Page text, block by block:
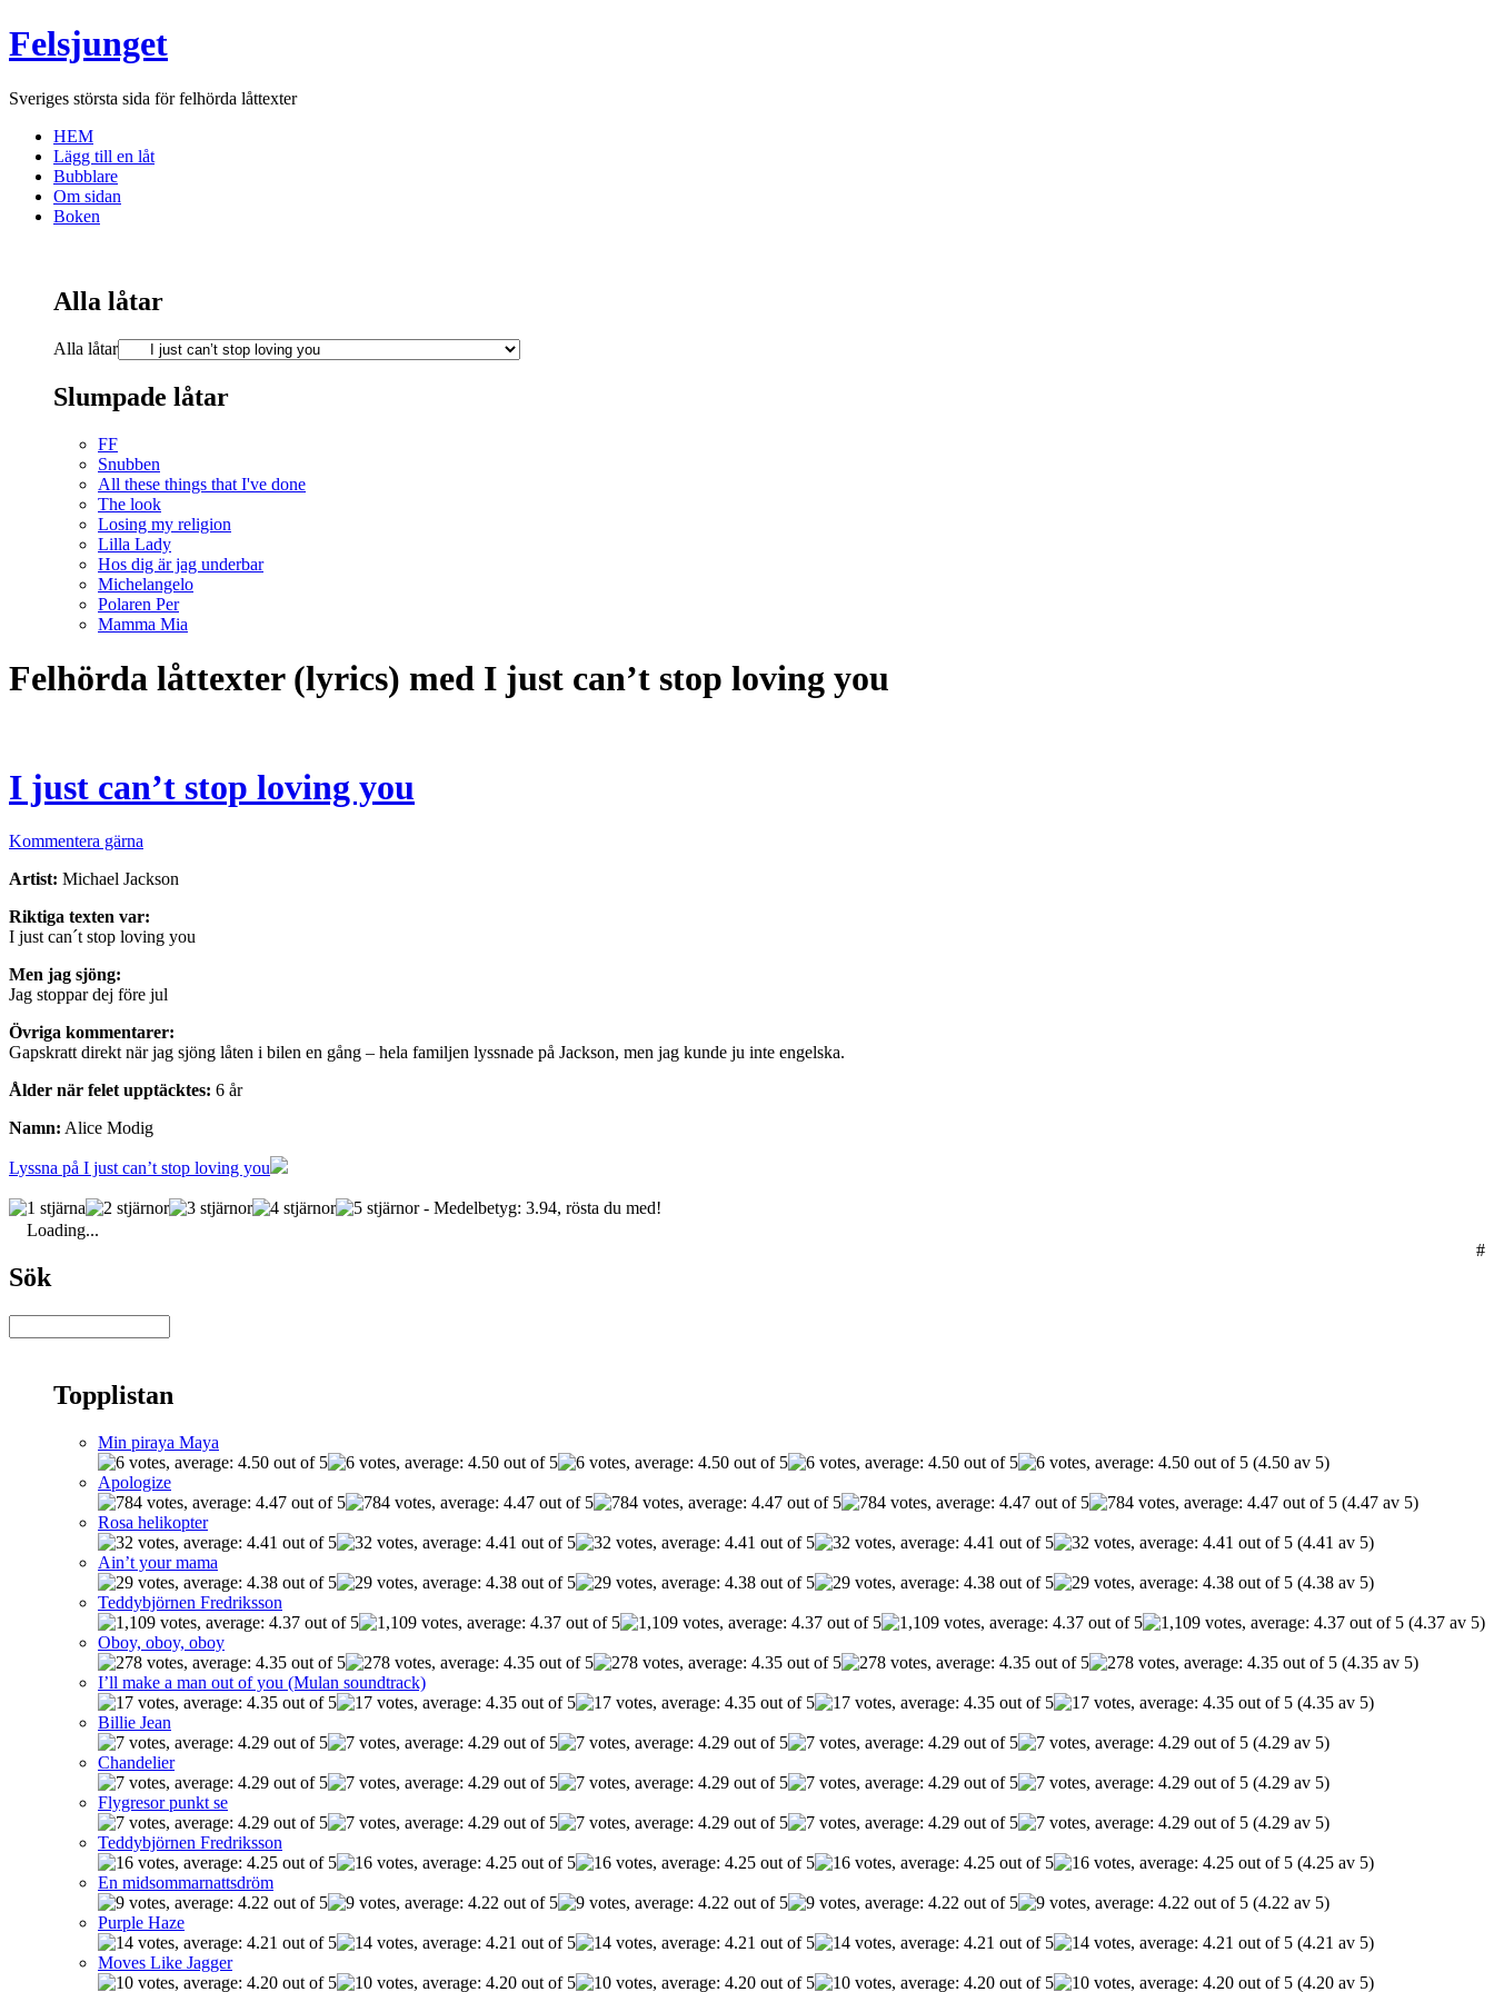
Felsjunget
Sveriges största sida för felhörda låttexter
HEM
Lägg till en låt
Bubblare
Om sidan
Boken
Alla låtar
Alla låtar
Slumpade låtar
FF
Snubben
All these things that I've done
The look
Losing my religion
Lilla Lady
Hos dig är jag underbar
Michelangelo
Polaren Per
Mamma Mia
Felhörda låttexter (lyrics) med I just can’t stop loving you
I just can’t stop loving you
Kommentera gärna
Artist: Michael Jackson
Riktiga texten var:
I just can´t stop loving you
Men jag sjöng:
Jag stoppar dej före jul
Övriga kommentarer:
Gapskratt direkt när jag sjöng låten i bilen en gång – hela familjen lyssnade på Jackson, men jag kunde ju inte engelska.
Ålder när felet upptäcktes: 6 år
Namn: Alice Modig
Lyssna på I just can’t stop loving you
- Medelbetyg: 3.94, rösta du med!
Loading...
#
Sök
Topplistan
Min piraya Maya
(4.50 av 5)
Apologize
(4.47 av 5)
Rosa helikopter
(4.41 av 5)
Ain’t your mama
(4.38 av 5)
Teddybjörnen Fredriksson
(4.37 av 5)
Oboy, oboy, oboy
(4.35 av 5)
I’ll make a man out of you (Mulan soundtrack)
(4.35 av 5)
Billie Jean
(4.29 av 5)
Chandelier
(4.29 av 5)
Flygresor punkt se
(4.29 av 5)
Teddybjörnen Fredriksson
(4.25 av 5)
En midsommarnattsdröm
(4.22 av 5)
Purple Haze
(4.21 av 5)
Moves Like Jagger
(4.20 av 5)